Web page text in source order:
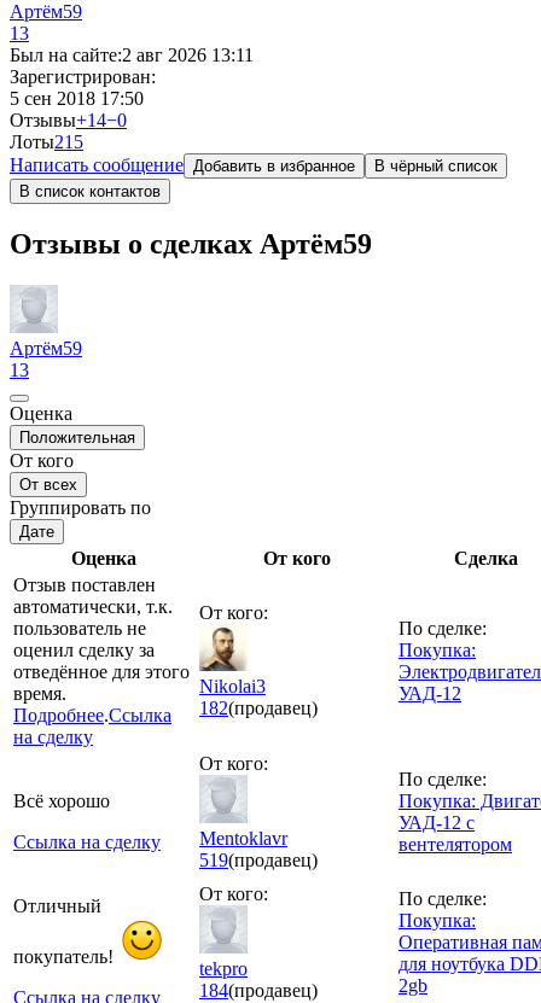
Артём59
13
Был на сайте:2 авг 2026 13:11
Зарегистрирован:
5 сен 2018 17:50
Отзывы+14−0
Лоты21 5
Написать сообщение Добавить в избранное
В чёрный список
В список контактов
Отзывы о сделках Артём59
Артём59
13
Оценка
Положительная
От кого
От всех
Группировать по
Дате
Оценка От кого
Сделка
Отзыв поставлен
автоматически, т.к.
пользователь не
оценил сделку за
отведённое для этого
время.
Подробнее.Ссылка
на сделку
От кого:
Nikolai3
182(продавец)
По сделке:
Покупка:
УАД-12
Всё хорошо
Ссылка на сделку
От кого:
Mentoklavr
519(продавец)
По сделке:
Покупка:
УАД-12 с
вентелятором
Отличный
покупатель!
Ссылка на сделку
От кого:
tekpro
184(продавец)
По сделке:
Покупка:
Оперативная
для ноутбука
2gb